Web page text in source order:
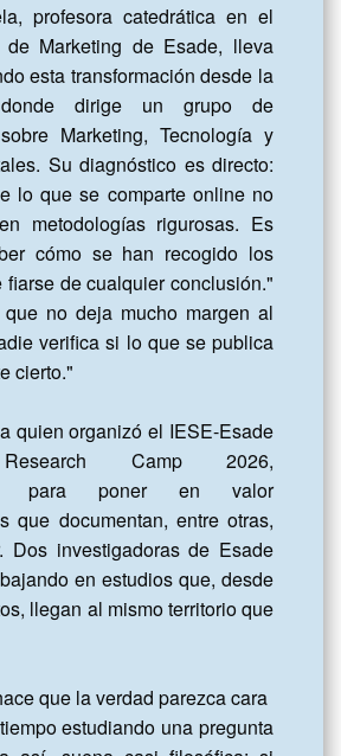
profesora catedrática en el
de Marketing de Esade, lleva
esta transformación desde la
donde dirige un grupo de
Marketing, Tecnología y
Su diagnóstico es directo:
lo que se comparte online no
metodologías rigurosas. Es
cómo se han recogido los
fiarse de cualquier conclusión."
no deja mucho margen al
verifica si lo que se publica
cierto."
quien organizó el IESE-Esade
Camp 2026,
para poner en valor
que documentan, entre otras,
Dos investigadoras de Esade
en estudios que, desde
llegan al mismo territorio que
que la verdad parezca cara
estudiando una pregunta